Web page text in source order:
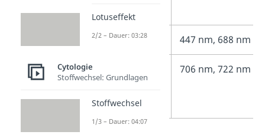
Chlorophyll d 447 nm, 688 nm
706 nm, 722 nm
Lotuseffekt
2/2 – Dauer: 03:28
Cytologie
Stoffwechsel: Grundlagen
Stoffwechsel
1/3 – Dauer: 04:07